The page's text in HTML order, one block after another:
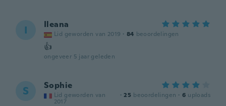
I Ileana
Lid geworden van 2019 · 84 beoordelingen
👍
ongeveer 5 jaar geleden
S Sophie
Lid geworden van
2017
· 25 beoordelingen · 6 uploads